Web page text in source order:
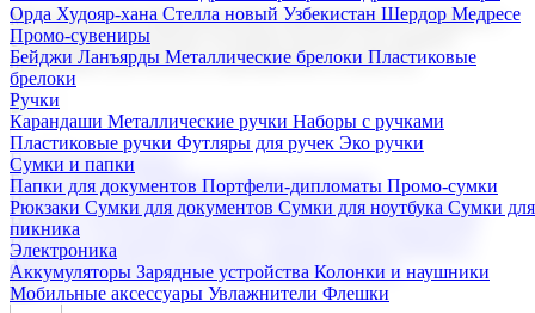
Орда Худояр-хана Стелла новый Узбекистан Шердор Медресе
Промо-сувениры
Бейджи Ланъярды Металлические брелоки Пластиковые
брелоки
Ручки
Карандаши Металлические ручки Наборы с ручками
Пластиковые ручки Футляры для ручек Эко ручки
Сумки и папки
Папки для документов Портфели-дипломаты Промо-сумки
Рюкзаки Сумки для документов Сумки для ноутбука Сумки для
пикника
Электроника
Аккумуляторы Зарядные устройства Колонки и наушники
Мобильные аксессуары Увлажнители Флешки
Мы предлагаем широкий выбор корпоративных подарков и
сувениров с логотипом. В нашем каталоге вы найдете
продукцию для бизнеса, мероприятия и клиентов.
Подарочные наборы
Бизнес наборыКофейные наборы Кошельки
Наборы из кожиНаборы ручекНаборы с аккумуляторами
Наборы с бутылками для воды
Наборы с ежедневниками
Наборы с кружками
флешкамиНовогодние наборыЧайные наборы